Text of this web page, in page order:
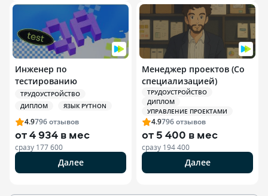
Инженер по
тестированию
ТРУДОУСТРОЙСТВО
ДИПЛОМ
ЯЗЫК PYTHON
4.9796отзывов
от4 934 в мес
сразу 177 600
Далее
Менеджер проектов (Со
специализацией)
ТРУДОУСТРОЙСТВО
ДИПЛОМ
УПРАВЛЕНИЕ ПРОЕКТАМИ
4.9796отзывов
от 5 400 в мес
сразу 194 400
Далее